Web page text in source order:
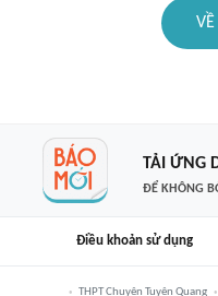
TẢI ỨNG
ĐỂ KHÔNG
Điều khoản sử dụng
THPT Chuyên Tuyên Quang